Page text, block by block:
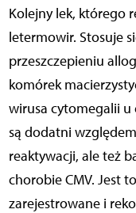
Kolejny lek, którego
letermowir. Stosuje
przeszczepieniu
komórek
wirusa cytomegalii u
są dodatni
reaktywacji, ale też
chorobie CMV. Jest
zarejestrowane i